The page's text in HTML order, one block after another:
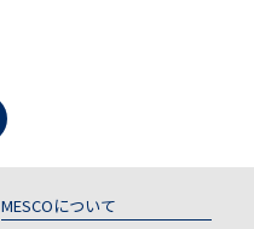
MESCOについて